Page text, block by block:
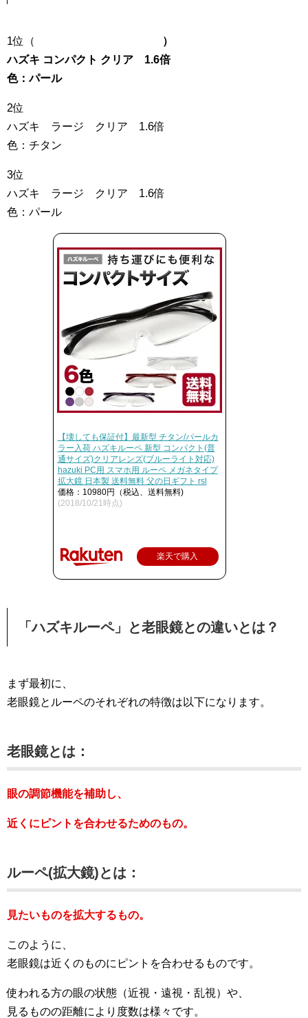
1位（
）
ハズキ コンパクト クリア 1.6倍
色：パール
2位
ハズキ ラージ クリア 1.6倍
色：チタン
3位
ハズキ ラージ クリア 1.6倍
色：パール
【壊しても保証付】最新型 チタン/パールカ
ラー入荷 ハズキルーペ 新型 コンパクト(普
通サイズ)クリアレンズ(ブルーライト対応)
hazuki PC用 スマホ用 ルーペ メガネタイプ
拡大鏡 日本製 送料無料 父の日ギフト rsl
価格：10980円（税込、送料無料)
(2018/10/21時点)
楽天で購入
「ハズキルーペ」と老眼鏡との違いとは？
まず最初に、
老眼鏡とルーペのそれぞれの特徴は以下になります。
老眼鏡とは：
眼の調節機能を補助し、
近くにピントを合わせるためのもの。
ルーペ(拡大鏡)とは：
見たいものを拡大するもの。
このように、
老眼鏡は近くのものにピントを合わせるものです。
使われる方の眼の状態（近視・遠視・乱視）や、
見るものの距離により度数は様々です。